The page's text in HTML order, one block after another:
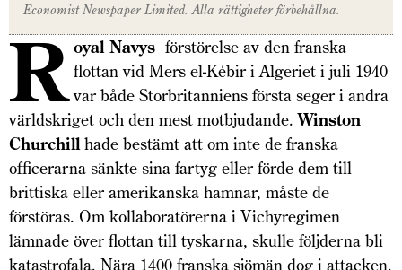
EconomistNewspaper Limited. Alla rättigheter förbehållna.
R oyal Navys förstörelse av den franska
flottan vid Mers el-Kébir i Algeriet i juli 1940
var både Storbritanniens första seger i andra
världskriget och den mest motbjudande.Winston
Churchillhade bestämt att om inte de franska
officerarna sänkte sina fartyg eller förde dem till
brittiska eller amerikanska hamnar, måste de
förstöras. Om kollaboratörerna i Vichyregimen
lämnade över flottan till tyskarna, skulle följderna bli
katastrofala. Nära 1400 franska sjömän dog i attacken.